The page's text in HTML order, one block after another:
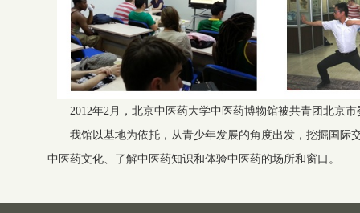
2012年2月，北京中医药大学中医药博物馆被共青团北京市
我馆以基地为依托，从青少年发展的角度出发，挖掘国际
中医药文化、了解中医药知识和体验中医药的场所和窗口。